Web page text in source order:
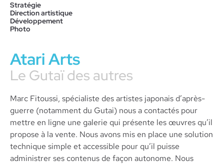
Stratégie
Direction artistique
Développement
Photo
Atari Arts
Le Gutaï des autres
Marc Fitoussi, spécialiste des artistes japonais d’après-
guerre (notamment du Gutai) nous a contactés pour
mettre en ligne une galerie qui présente les œuvres qu’il
propose à la vente. Nous avons mis en place une solution
technique simple et accessible pour qu’il puisse
administrer ses contenus de façon autonome. Nous